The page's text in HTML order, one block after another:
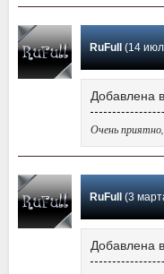
RuFull(14 июля
Добавлена
Очень
RuFull(3 марта
Добавлена